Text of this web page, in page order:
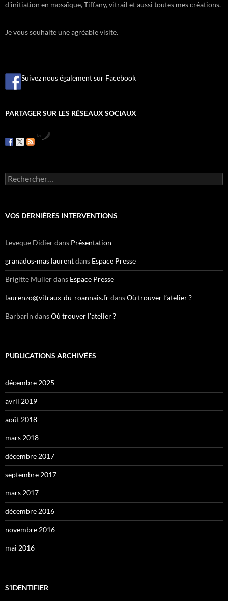
d'initiation en mosaïque, Tiffany, vitrail et aussi toutes mes créations.
Je vous souhaite une agréable visite.
Suivez nous également sur Facebook
PARTAGER SUR LES RÉSEAUX SOCIAUX
by
R
e
e
h
e
r
:
VOS DERNIÈRES INTERVENTIONS
Leveque Didierdans Présentation
granados-mas laurentdans Espace Presse
Brigitte Mullerdans Espace Presse
laurenzo@vitraux-du-roannais.frdansOù trouver l’atelier ?
Barbarin dansOù trouver l’atelier ?
PUBLICATIONS ARCHIVÉES
décembre 2025
avril 2019
août 2018
mars 2018
décembre 2017
septembre 2017
mars 2017
décembre 2016
novembre 2016
mai 2016
S’IDENTIFIER